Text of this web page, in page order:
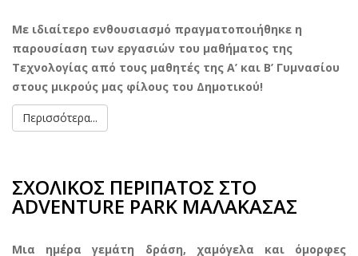
Με ιδιαίτερο ενθουσιασμό πραγματοποιήθηκε η
παρουσίαση των εργασιών του μαθήματος της
Τεχνολογίας από τους μαθητές της Α’ και Β’ Γυμνασίου
στους μικρούς μας φίλους του Δημοτικού!
Περισσότερα...
ΣΧΟΛΙΚΟΣ ΠΕΡΙΠΑΤΟΣ ΣΤΟ
ADVENTURE PARK ΜΑΛΑΚΑΣΑΣ
Μια ημέρα γεμάτη δράση, χαμόγελα και όμορφες